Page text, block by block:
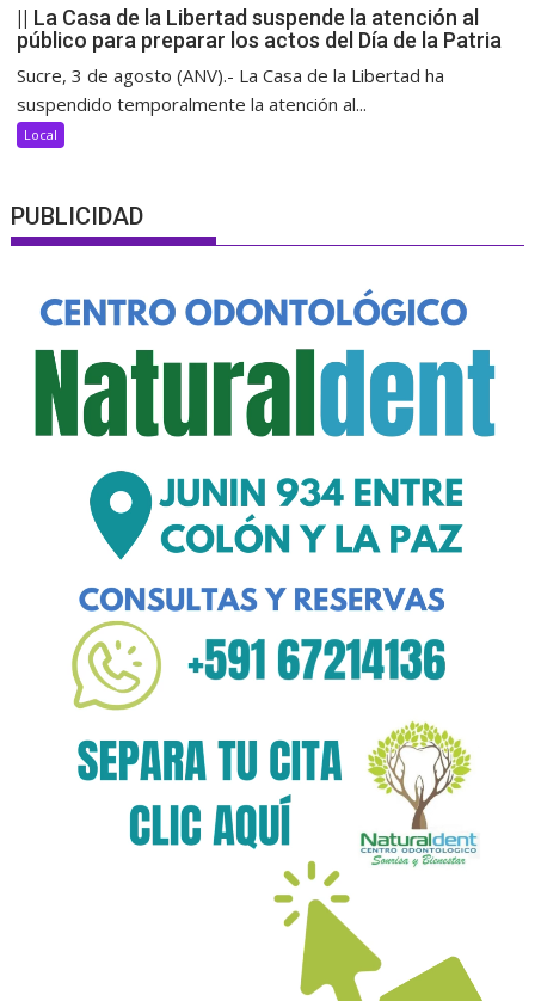
|| La Casa de la Libertad suspende la atención al
público para preparar los actos del Día de la Patria
Sucre, 3 de agosto (ANV).- La Casa de la Libertad ha
suspendido temporalmente la atención al...
Local
PUBLICIDAD